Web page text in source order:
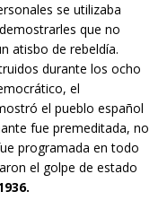
se utilizaba
que no
atisbo de rebeldía.
durante los ocho
el
el pueblo español
fue premeditada, no
programada en todo
el golpe de estado